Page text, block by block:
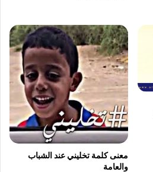
معنى كلمة تخليني عند الشباب
والعامة